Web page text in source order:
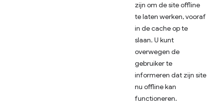
zijn om de site offline
te laten werken, vooraf
in de cache op te
slaan. U kunt
overwegen de
gebruiker te
informeren dat zijn site
nu offline kan
functioneren.